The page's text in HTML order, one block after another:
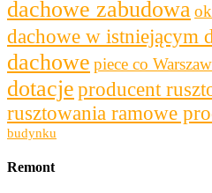
dachowe zabudowa
dachowe w istniejącym
dachowe piece co
dotacje producent
rusztowania ramowe
budynku
Remont